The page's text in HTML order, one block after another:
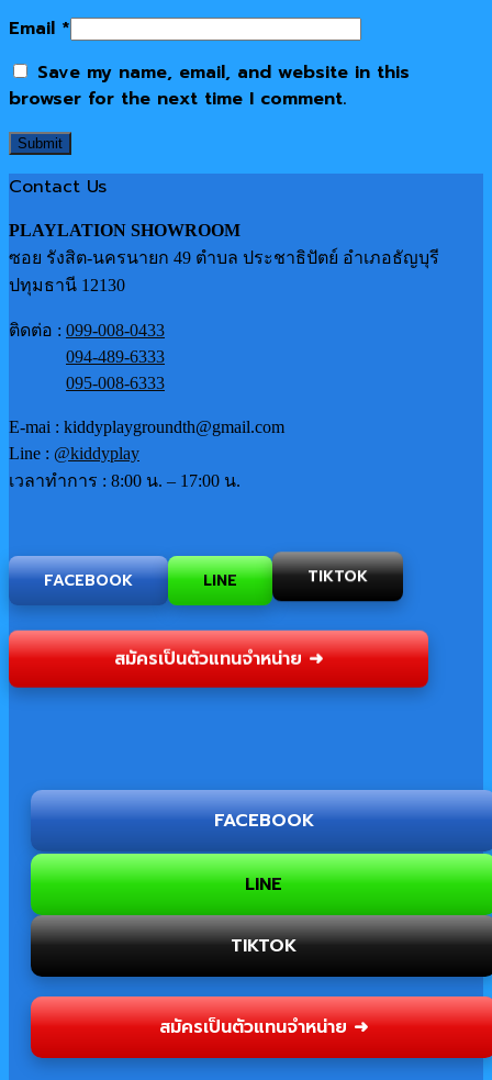
Email *
Save my name, email, and website in this
browser for the next time I comment.
Contact Us
PLAYLATION SHOWROOM
ซอย รังสิต-นครนายก 49 ตำบล ประชาธิปัตย์ อำเภอธัญบุรี
ปทุมธานี 12130
ติดต่อ : 099-008-0433
094-489-6333
095-008-6333
E-mai : kiddyplaygroundth@gmail.com
Line : @kiddyplay
เวลาทำการ : 8:00 น. – 17:00 น.
FACEBOOK LINE TIKTOK
สมัครเป็นตัวแทนจำหน่าย ➜
FACEBOOK
LINE
TIKTOK
สมัครเป็นตัวแทนจำหน่าย ➜